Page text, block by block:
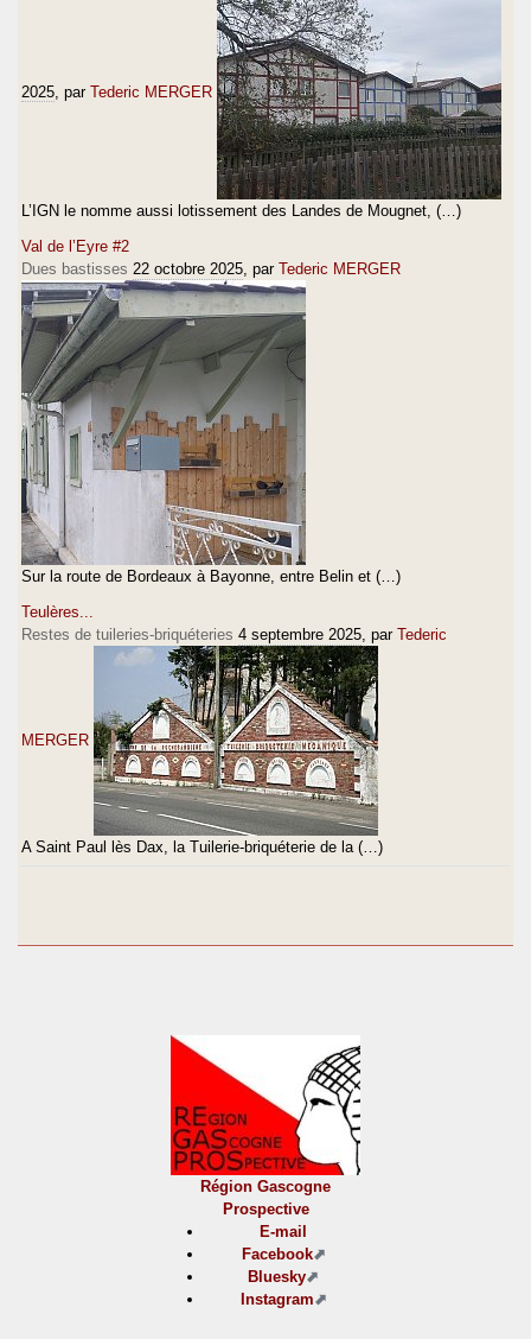
2025 , par Tederic MERGER
L’IGN le nomme aussi lotissement des Landes de Mougnet, (…)
Val de l’Eyre #2
Dues bastisses 22 octobre 2025, par Tederic MERGER
Sur la route de Bordeaux à Bayonne, entre Belin et (…)
Teulères...
Restes de tuileries-briquéteries 4 septembre 2025, par Tederic
MERGER
A Saint Paul lès Dax, la Tuilerie-briquéterie de la (…)
Région Gascogne
Prospective
E-mail
Facebook
Bluesky
Instagram